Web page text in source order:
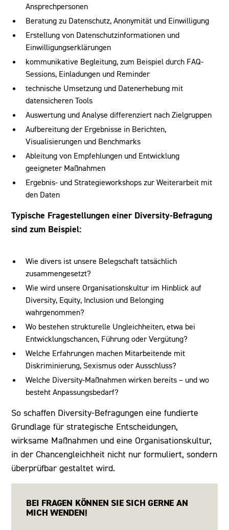
Ansprechpersonen
Beratung zu Datenschutz, Anonymität und Einwilligung
Erstellung von Datenschutzinformationen und
Einwilligungserklärungen
kommunikative Begleitung, zum Beispiel durch FAQ-
Sessions, Einladungen und Reminder
technische Umsetzung und Datenerhebung mit
datensicheren Tools
Auswertung und Analyse differenziert nach Zielgruppen
Aufbereitung der Ergebnisse in Berichten,
Visualisierungen und Benchmarks
Ableitung von Empfehlungen und Entwicklung
geeigneter Maßnahmen
Ergebnis- und Strategieworkshops zur Weiterarbeit mit
den Daten
Typische Fragestellungen einer Diversity-Befragung
sind zum Beispiel:
Wie divers ist unsere Belegschaft tatsächlich
zusammengesetzt?
Wie wird unsere Organisationskultur im Hinblick auf
Diversity, Equity, Inclusion und Belonging
wahrgenommen?
Wo bestehen strukturelle Ungleichheiten, etwa bei
Entwicklungschancen, Führung oder Vergütung?
Welche Erfahrungen machen Mitarbeitende mit
Diskriminierung, Sexismus oder Ausschluss?
Welche Diversity-Maßnahmen wirken bereits – und wo
besteht Anpassungsbedarf?
So schaffen Diversity-Befragungen eine fundierte
Grundlage für strategische Entscheidungen,
wirksame Maßnahmen und eine Organisationskultur,
in der Chancengleichheit nicht nur formuliert, sondern
überprüfbar gestaltet wird.
BEI FRAGEN KÖNNEN SIE SICH GERNE AN
MICH WENDEN!